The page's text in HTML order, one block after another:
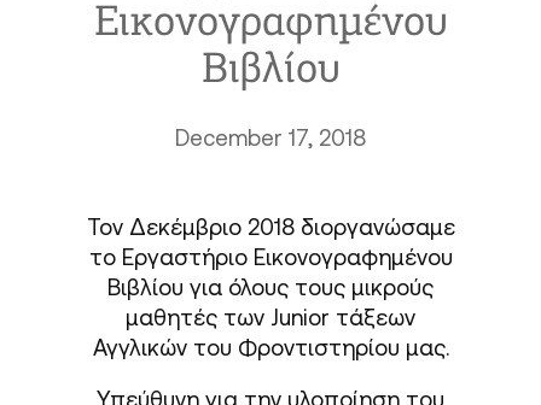
Εικονογραφημένου
Βιβλίου
December 17, 2018
Τον Δεκέμβριο 2018 διοργανώσαμε
το Εργαστήριο Εικονογραφημένου
Βιβλίου για όλους τους μικρούς
μαθητές των Junior τάξεων
Αγγλικών του Φροντιστηρίου μας.
Υπεύθυνη για την υλοποίηση του